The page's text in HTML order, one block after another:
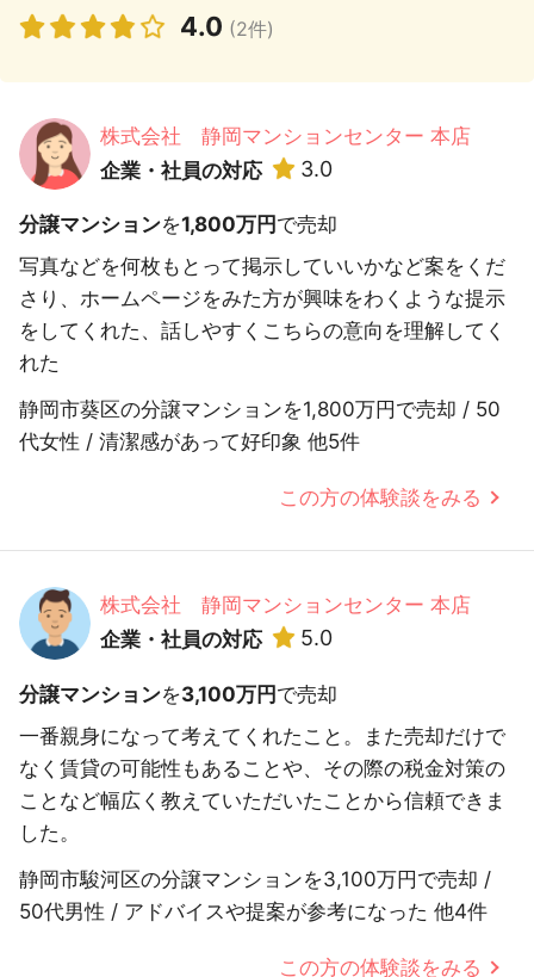
4.0 (2件)
株式会社 静岡マンションセンター 本店
企業・社員の対応
3.0
分譲マンションを1,800万円 で売却
写真などを何枚もとって掲示していいかなど案をくだ
さり、ホームページをみた方が興味をわくような提示
をしてくれた、話しやすくこちらの意向を理解してく
れた
静岡市葵区の分譲マンションを1,800万円で売却 / 50
代女性 / 清潔感があって好印象 他5件
この方の体験談をみる
株式会社 静岡マンションセンター 本店
企業・社員の対応
5.0
分譲マンションを3,100万円で売却
一番親身になって考えてくれたこと。また売却だけで
なく賃貸の可能性もあることや、その際の税金対策の
ことなど幅広く教えていただいたことから信頼できま
した。
静岡市駿河区の分譲マンションを3,100万円で売却 /
50代男性 / アドバイスや提案が参考になった 他4件
この方の体験談をみる